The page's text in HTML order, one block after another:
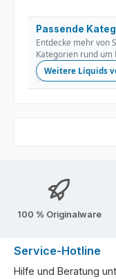
Passende
Entdecke mehr von
Kategorien rund um
Weitere Liquids
100 % Originalware
Service-Hotline
Hilfe und Beratung